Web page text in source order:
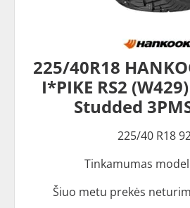
225/40R18
I*PIKE RS2
Studded
225/40 R18
Tinkamumas
Šiuo metu prekės